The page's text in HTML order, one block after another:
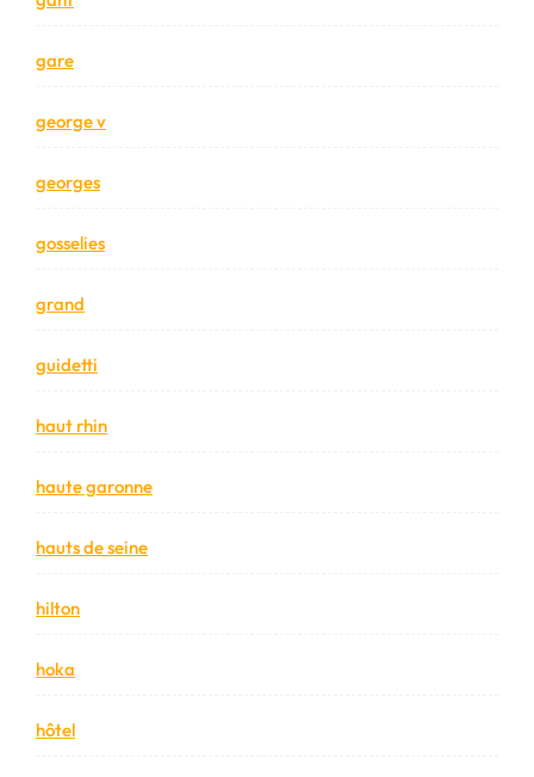
gare
george v
georges
gosselies
grand
guidetti
haut rhin
haute garonne
hauts de seine
hilton
hoka
hôtel